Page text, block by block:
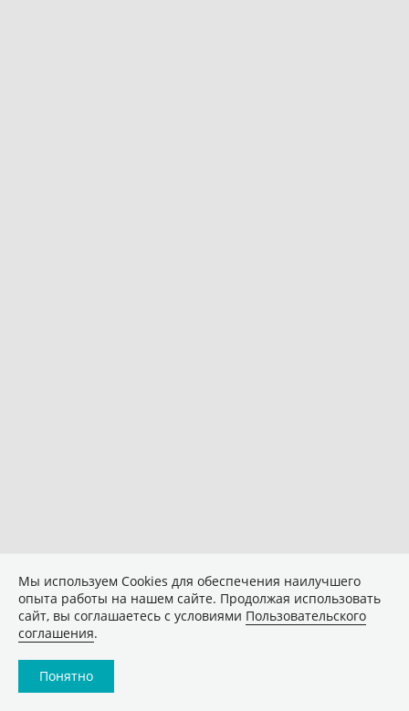
Мы используем Сookies для обеспечения наилучшего
опыта работы на нашем сайте. Продолжая использовать
сайт, вы соглашаетесь с условиями Пользовательского
соглашения.
Понятно